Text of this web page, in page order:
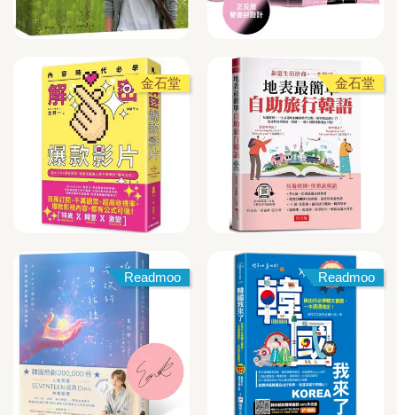
金石堂 金石堂
Readmoo Readmoo